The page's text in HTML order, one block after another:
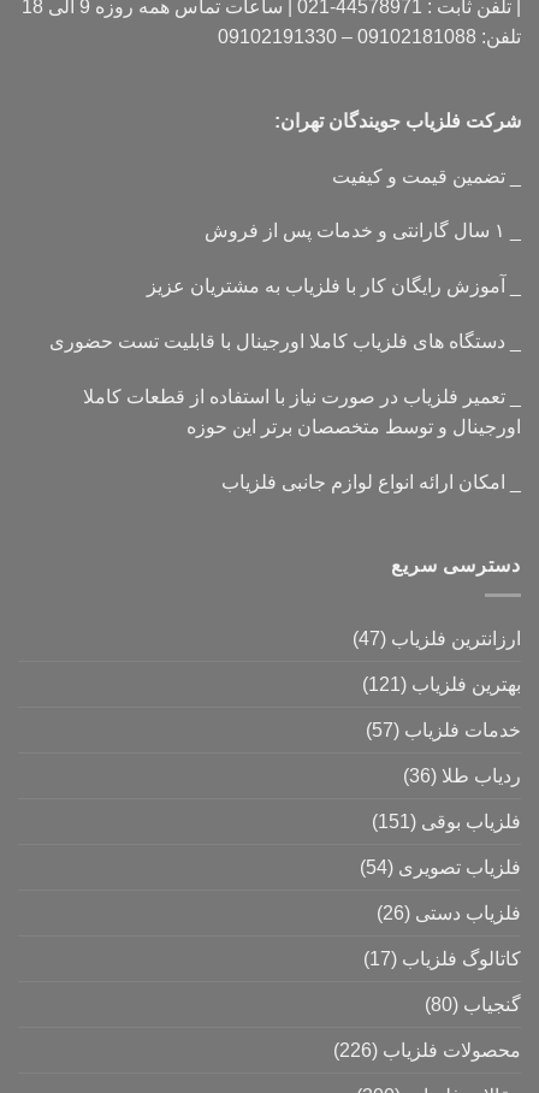
| تلفن ثابت : 44578971-021 | ساعات تماس همه روزه 9 الی 18
تلفن: 09102181088 – 09102191330
شرکت فلزیاب جویندگان تهران:
_ تضمین قیمت و کیفیت
_ آموزش رایگان کار با فلزیاب به مشتریان عزیز
_ دستگاه های فلزیاب کاملا اورجینال با قابلیت تست حضوری
_ تعمیر فلزیاب در صورت نیاز با استفاده از قطعات کاملا
اورجینال و توسط متخصصان برتر این حوزه
_ امکان ارائه انواع لوازم جانبی فلزیاب
دسترسی سریع
ارزانترین فلزیاب (47)
بهترین فلزیاب (121)
خدمات فلزیاب (57)
ردیاب طلا (36)
فلزیاب بوقی (151)
فلزیاب تصویری (54)
فلزیاب دستی (26)
کاتالوگ فلزیاب (17)
گنجیاب (80)
محصولات فلزیاب (226)